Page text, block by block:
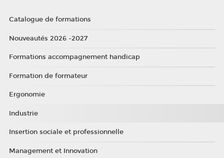
Catalogue de formations
Nouveautés 2026 -2027
Formations accompagnement handicap
Formation de formateur
Ergonomie
Industrie
Insertion sociale et professionnelle
Management et Innovation